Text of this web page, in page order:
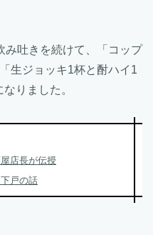
み吐きを続けて、「コップ
生ジョッキ1杯と酎ハイ1
りました。
店長が伝授
戸の話